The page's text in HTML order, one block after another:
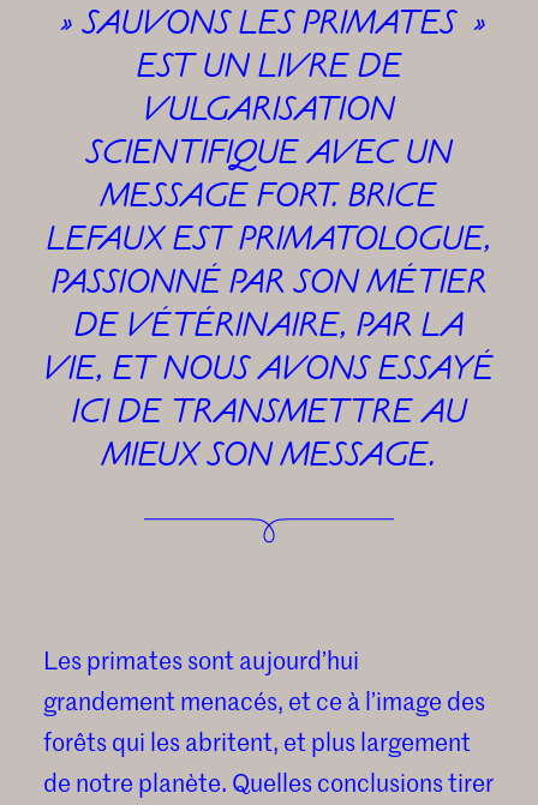
» SAUVONS LES PRIMATES »
EST UN LIVRE DE
VULGARISATION
SCIENTIFIQUE AVEC UN
MESSAGE FORT. BRICE
LEFAUX EST PRIMATOLOGUE,
PASSIONNÉ PAR SON MÉTIER
DE VÉTÉRINAIRE, PAR LA
VIE, ET NOUS AVONS ESSAYÉ
ICI DE TRANSMETTRE AU
MIEUX SON MESSAGE.
Les primates sont aujourd’hui
grandement menacés, et ce à l’image des
forêts qui les abritent, et plus largement
de notre planète. Quelles conclusions tirer